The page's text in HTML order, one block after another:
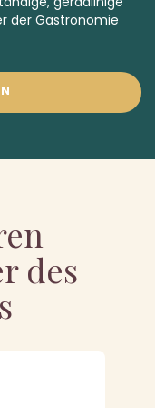
der Gastronomie
des